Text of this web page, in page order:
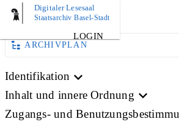
Digitaler Lesesaal
Staatsarchiv Basel-Stadt
LOGIN
BILD
ARCHIVPLAN
Identifikation
Inhalt und innere Ordnung
Zugangs- und